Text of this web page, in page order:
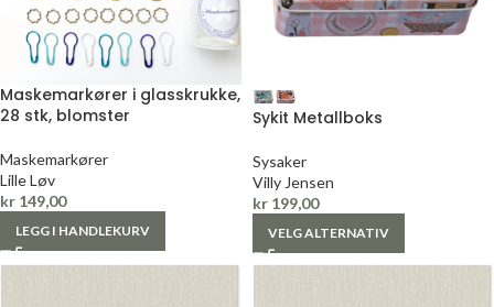
Maskemarkører i glasskrukke,
28 stk, blomster
Maskemarkører
Lille Løv
kr 149,00
LEGG I HANDLEKURV
Sykit Metallboks
Sysaker
Villy Jensen
kr 199,00
VELG ALTERNATIV